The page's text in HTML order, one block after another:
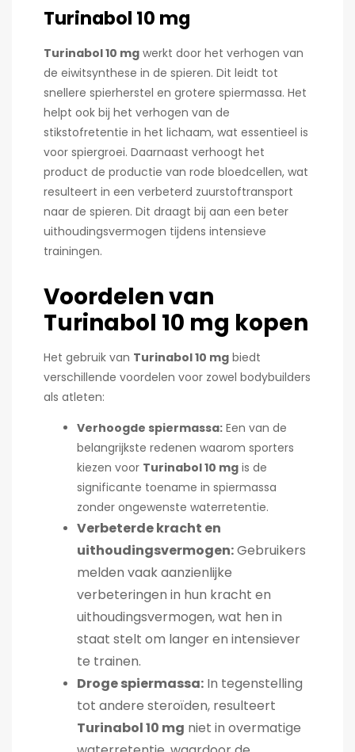
Turinabol 10 mg
Turinabol 10 mg werkt door het verhogen van
de eiwitsynthese in de spieren. Dit leidt tot
snellere spierherstel en grotere spiermassa. Het
helpt ook bij het verhogen van de
stikstofretentie in het lichaam, wat essentieel is
voor spiergroei. Daarnaast verhoogt het
product de productie van rode bloedcellen, wat
resulteert in een verbeterd zuurstoftransport
naar de spieren. Dit draagt bij aan een beter
uithoudingsvermogen tijdens intensieve
trainingen.
Voordelen van
Turinabol 10 mg kopen
Het gebruik van Turinabol 10 mg biedt
verschillende voordelen voor zowel bodybuilders
als atleten:
Verhoogde spiermassa: Een van de
belangrijkste redenen waarom sporters
kiezen voor Turinabol 10 mg is de
significante toename in spiermassa
zonder ongewenste waterretentie.
Verbeterde kracht en
uithoudingsvermogen:Gebruikers
melden vaak aanzienlijke
verbeteringen in hun kracht en
uithoudingsvermogen, wat hen in
staat stelt om langer en intensiever
te trainen.
Droge spiermassa: In tegenstelling
tot andere steroïden, resulteert
Turinabol 10 mg niet in overmatige